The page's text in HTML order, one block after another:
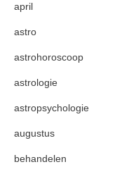
april
astro
astrohoroscoop
astrologie
astropsychologie
augustus
behandelen